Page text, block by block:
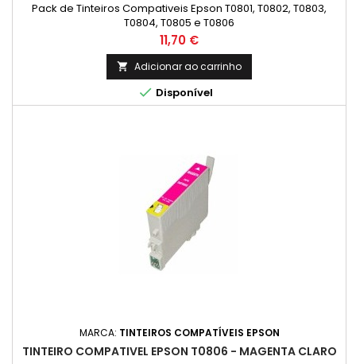
Pack de Tinteiros Compativeis Epson T0801, T0802, T0803,
T0804, T0805 e T0806
Preço
11,70 €
 Adicionar ao carrinho
 Disponível
MARCA: TINTEIROS COMPATÍVEIS EPSON
TINTEIRO COMPATIVEL EPSON T0806 - MAGENTA CLARO